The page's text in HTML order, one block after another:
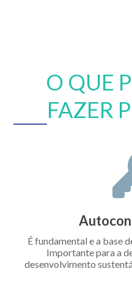
O QUE
FAZER
É fundamental e a base
Importante para a
desenvolvimento